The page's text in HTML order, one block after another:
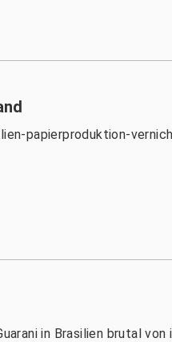
papierproduktion-
in Brasilien brutal von